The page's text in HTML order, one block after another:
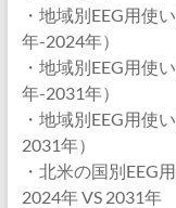
・地域別EEG用使
年-2024年）
・地域別EEG用使
年-2031年）
・地域別EEG用使
2031年）
・北米の国別EEG
2024年 VS 2031年